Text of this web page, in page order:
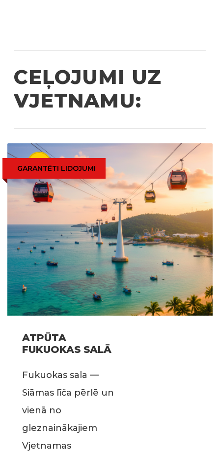
CEĻOJUMI UZ
VJETNAMU:
GARANTĒTI LIDOJUMI
ATPŪTA
FUKUOKAS SALĀ
Fukuokas sala —
Siāmas līča pērlē un
vienā no
gleznainākajiem
Vjetnamas